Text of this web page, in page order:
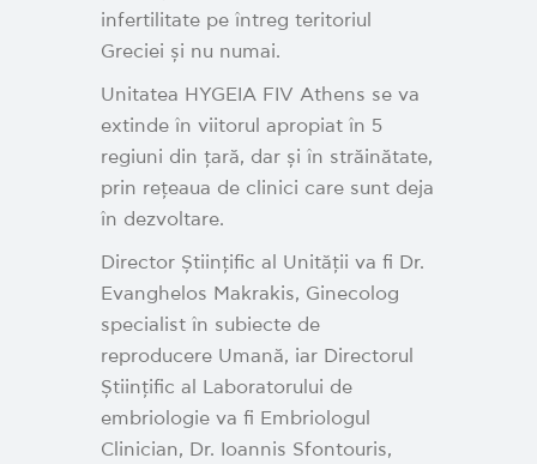
infertilitate pe întreg teritoriul
Greciei și nu numai.
Unitatea HYGEIA FIV Athens se va
extinde în viitorul apropiat în 5
regiuni din țară, dar și în străinătate,
prin rețeaua de clinici care sunt deja
în dezvoltare.
Director Științific al Unității va fi Dr.
Evanghelos Makrakis, Ginecolog
specialist în subiecte de
reproducere Umană, iar Directorul
Științific al Laboratorului de
embriologie va fi Embriologul
Clinician, Dr. Ioannis Sfontouris,